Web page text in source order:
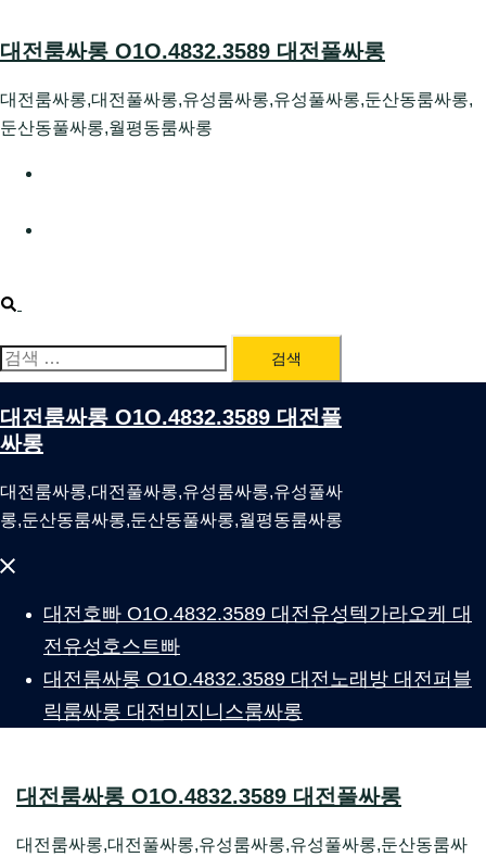
to
대전룸싸롱 O1O.4832.3589 대전풀싸롱
대전룸싸롱,대전풀싸롱,유성룸싸롱,유성풀싸롱,둔산동룸싸롱,
둔산동풀싸롱,월평동룸싸롱
Search
검
색:
대전룸싸롱 O1O.4832.3589 대전풀
싸롱
대전룸싸롱,대전풀싸롱,유성룸싸롱,유성풀싸
롱,둔산동룸싸롱,둔산동풀싸롱,월평동룸싸롱
Close
대전호빠 O1O.4832.3589 대전유성텍가라오케 대
전유성호스트빠
대전룸싸롱 O1O.4832.3589 대전노래방 대전퍼블
릭룸싸롱 대전비지니스룸싸롱
대전룸싸롱 O1O.4832.3589 대전풀싸롱
대전룸싸롱,대전풀싸롱,유성룸싸롱,유성풀싸롱,둔산동룸싸